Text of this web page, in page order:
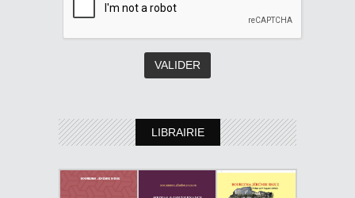
LIBRAIRIE